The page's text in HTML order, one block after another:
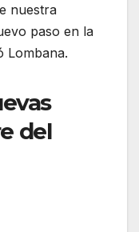
nuestra
paso en la
Lombana.
del